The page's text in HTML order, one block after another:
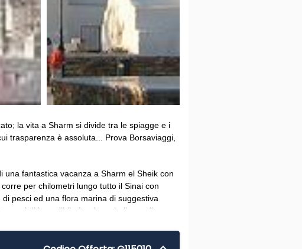
la vita a Sharm si divide tra le spiagge e i
trasparenza è assoluta... Prova Borsaviaggi,
una fantastica vacanza a Sharm el Sheik con
per chilometri lungo tutto il Sinai con
pesci ed una flora marina di suggestiva
di incredibile fascino e bellezza: il